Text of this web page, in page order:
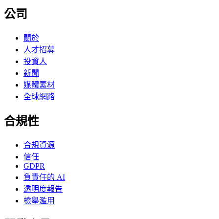
公司
關於
人才招募
投資人
新聞
媒體素材
全球網路
合規性
合規資源
信任
GDPR
負責任的 AI
透明度報告
檢舉濫用